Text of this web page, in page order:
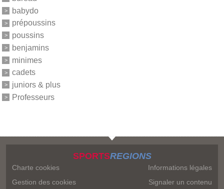
babydo
prépoussins
poussins
benjamins
minimes
cadets
juniors & plus
Professeurs
SPORTSREGIONS
Charte cookies
Gestion des cookies
Informations légales
Signaler un contenu